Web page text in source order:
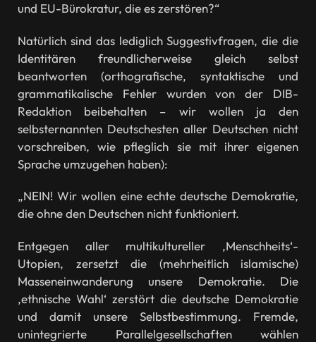
und EU-Bürokratur, die es zerstören?“
Natürlich sind das lediglich Suggestivfragen, die die
Identitären freundlicherweise gleich selbst
beantworten (orthografische, syntaktische und
grammatikalische Fehler wurden von der DIB-
Redaktion beibehalten – wir wollen ja den
selbsternannten Deutschesten aller Deutschen nicht
vorschreiben, wie pfleglich sie mit ihrer eigenen
Sprache umzugehen haben):
„NEIN! Wir wollen eine echte deutsche Demokratie,
die ohne den Deutschen nicht funktioniert.
Entgegen aller multikultureller ,Menschheits‘-
Utopien, zersetzt die (mehrheitlich islamische)
Masseneinwanderung unsere Demokratie. Die
,ethnische Wahl‘ zerstört die deutsche Demokratie
und damit unsere Selbstbestimmung. Fremde,
unintegrierte Parallelgesellschaften wählen